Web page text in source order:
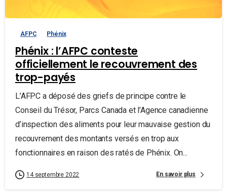
AFPC Phénix
Phénix : l’AFPC conteste
officiellement le recouvrement des
trop-payés
L’AFPC a déposé des griefs de principe contre le
Conseil du Trésor, Parcs Canada et l’Agence canadienne
d’inspection des aliments pour leur mauvaise gestion du
recouvrement des montants versés en trop aux
fonctionnaires en raison des ratés de Phénix. On...
14 septembre 2022 En savoir plus